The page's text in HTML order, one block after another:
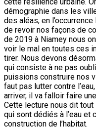
démographie dans les
des aléas, en
de revoir nos façons de
de 2019 à Niamey nous
voir le mal en toutes ces
tirer. Nous devons
qui consiste à ne pas
puissions construire nos
faut pas lutter contre
arriver, il va falloir faire
Cette lecture nous dit
qui sont dédiés à l’eau et
construction de l’habitat.